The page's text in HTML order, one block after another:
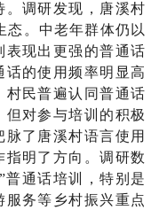
。调研发现，唐溪村
态。中老年群体仍以
表现出更强的普通话
的使用频率明显高
村民普遍认同普通话
对参与培训的积极
了唐溪村语言使用
明了方向。调研数
”普通话培训，特别是
务等乡村振兴重点